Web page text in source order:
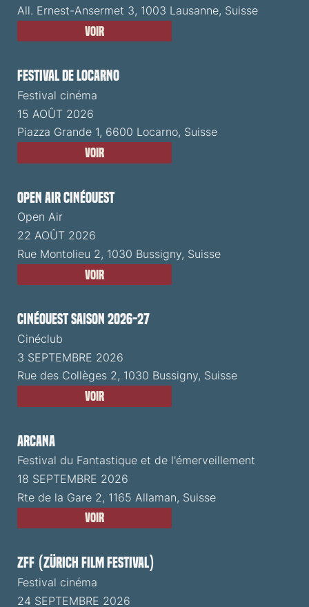
All. Ernest-Ansermet 3, 1003 Lausanne, Suisse
Voir
Festival de Locarno
Festival cinéma
15 AOÛT 2026
Piazza Grande 1, 6600 Locarno, Suisse
Voir
Open Air CinéOuest
Open Air
22 AOÛT 2026
Rue Montolieu 2, 1030 Bussigny, Suisse
Voir
CinéOuest Saison 2026-27
Cinéclub
3 SEPTEMBRE 2026
Rue des Collèges 2, 1030 Bussigny, Suisse
Voir
ARCANA
Festival du Fantastique et de l'émerveillement
18 SEPTEMBRE 2026
Rte de la Gare 2, 1165 Allaman, Suisse
Voir
ZFF (Zürich Film Festival)
Festival cinéma
24 SEPTEMBRE 2026